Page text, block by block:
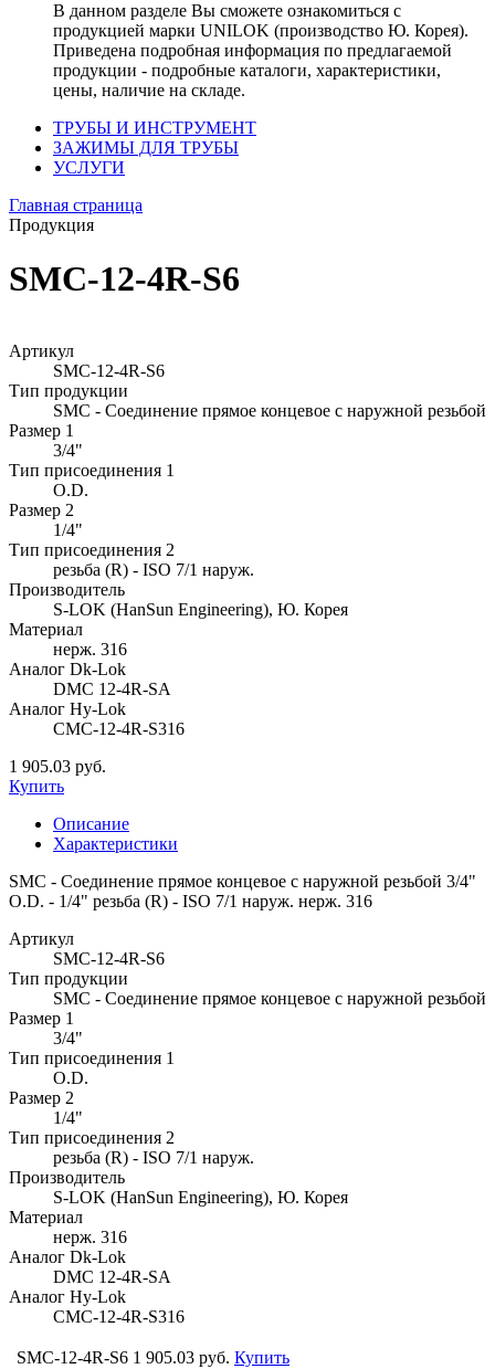
В данном разделе Вы сможете ознакомиться с
продукцией марки UNILOK (производство Ю. Корея).
Приведена подробная информация по предлагаемой
продукции - подробные каталоги, характеристики,
цены, наличие на складе.
ТРУБЫ И ИНСТРУМЕНТ
ЗАЖИМЫ ДЛЯ ТРУБЫ
УСЛУГИ
Главная страница
Продукция
SMC-12-4R-S6
Артикул
SMC-12-4R-S6
Тип продукции
SMC - Соединение прямое концевое с наружной резьбой
Размер 1
3/4"
Тип присоединения 1
O.D.
Размер 2
1/4"
Тип присоединения 2
резьба (R) - ISO 7/1 наруж.
Производитель
S-LOK (HanSun Engineering), Ю. Корея
Материал
нерж. 316
Аналог Dk-Lok
DMC 12-4R-SA
Аналог Hy-Lok
CMC-12-4R-S316
1 905.03 руб.
Купить
Описание
Характеристики
SMC - Соединение прямое концевое с наружной резьбой 3/4"
O.D. - 1/4" резьба (R) - ISO 7/1 наруж. нерж. 316
Артикул
SMC-12-4R-S6
Тип продукции
SMC - Соединение прямое концевое с наружной резьбой
Размер 1
3/4"
Тип присоединения 1
O.D.
Размер 2
1/4"
Тип присоединения 2
резьба (R) - ISO 7/1 наруж.
Производитель
S-LOK (HanSun Engineering), Ю. Корея
Материал
нерж. 316
Аналог Dk-Lok
DMC 12-4R-SA
Аналог Hy-Lok
CMC-12-4R-S316
SMC-12-4R-S6 1 905.03 руб. Купить